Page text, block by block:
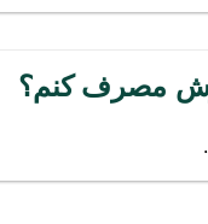
مصرف کنم؟